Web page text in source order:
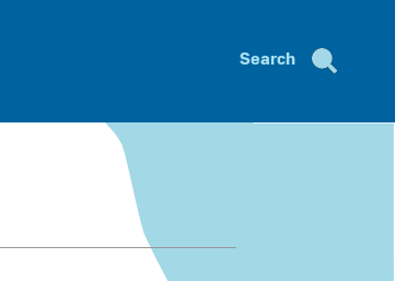
Search